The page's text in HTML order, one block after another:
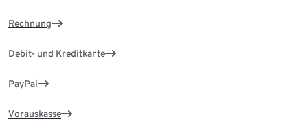
Rechnung
Debit- und Kreditkarte
PayPal
Vorauskasse